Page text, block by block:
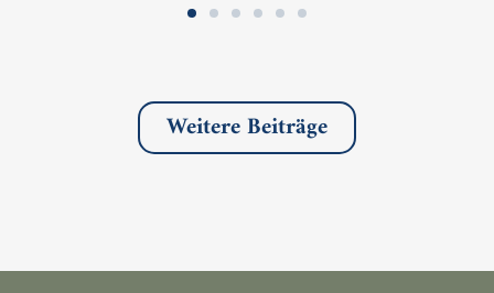
Weitere Beiträge